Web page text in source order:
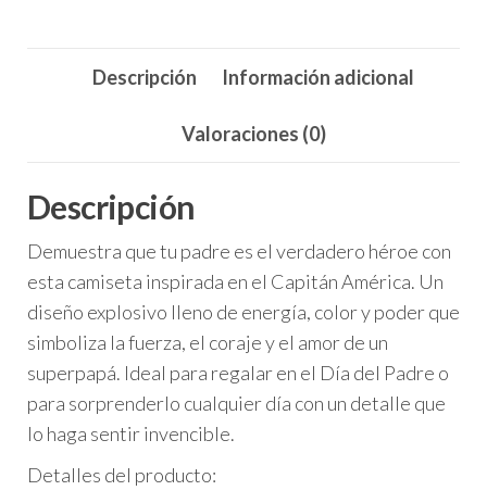
Descripción Información adicional
Valoraciones (0)
Descripción
Demuestra que tu padre es el verdadero héroe con
esta camiseta inspirada en el Capitán América. Un
diseño explosivo lleno de energía, color y poder que
simboliza la fuerza, el coraje y el amor de un
superpapá. Ideal para regalar en el Día del Padre o
para sorprenderlo cualquier día con un detalle que
lo haga sentir invencible.
Detalles del producto: